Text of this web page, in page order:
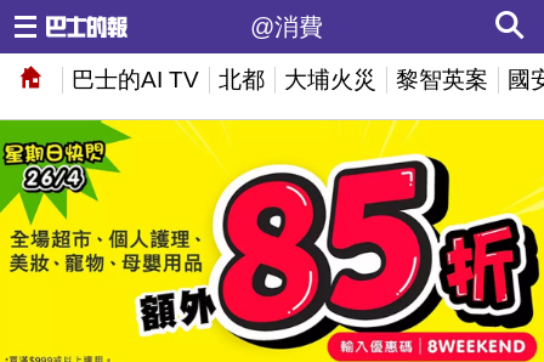
巴士的AI TV 北都 大埔火災 黎智英案 國
@消費